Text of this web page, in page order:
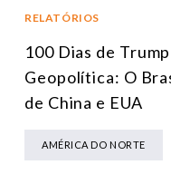
RELATÓRIOS
100 Dias de
Geopolítica: O
de China e EUA
AMÉRICA DO NORTE